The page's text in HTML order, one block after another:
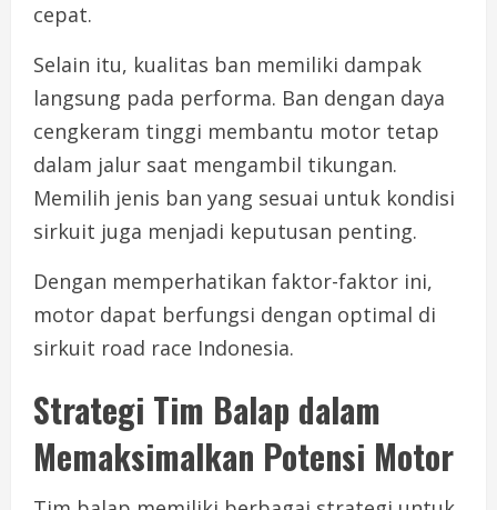
cepat.
Selain itu, kualitas ban memiliki dampak
langsung pada performa. Ban dengan daya
cengkeram tinggi membantu motor tetap
dalam jalur saat mengambil tikungan.
Memilih jenis ban yang sesuai untuk kondisi
sirkuit juga menjadi keputusan penting.
Dengan memperhatikan faktor-faktor ini,
motor dapat berfungsi dengan optimal di
sirkuit road race Indonesia.
Strategi Tim Balap dalam
Memaksimalkan Potensi Motor